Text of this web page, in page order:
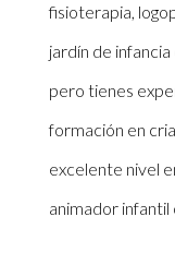
fisioterapia,
jardín de
pero tienes
formación en
excelente nivel
animador